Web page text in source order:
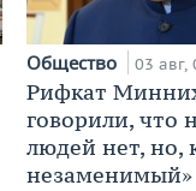
Общество 03 авг,
Рифкат
говорили, что
людей нет, но,
незаменимый»